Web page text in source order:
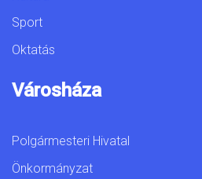
Sport
Oktatás
Városháza
Polgármesteri Hivatal
Önkormányzat